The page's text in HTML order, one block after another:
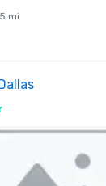
mi